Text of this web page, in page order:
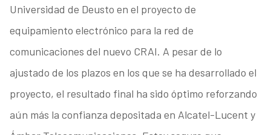
Universidad de Deusto en el proyecto de
equipamiento electrónico para la red de
comunicaciones del nuevo CRAI. A pesar de lo
ajustado de los plazos en los que se ha desarrollado el
proyecto, el resultado final ha sido óptimo reforzando
aún más la confianza depositada en Alcatel-Lucent y